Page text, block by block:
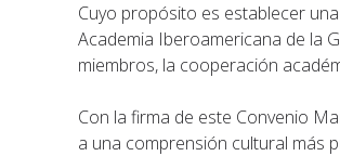
Cuyo propósito es establecer
Academia Iberoamericana de la
miembros, la cooperación
Con la firma de este Convenio
a una comprensión cultural más